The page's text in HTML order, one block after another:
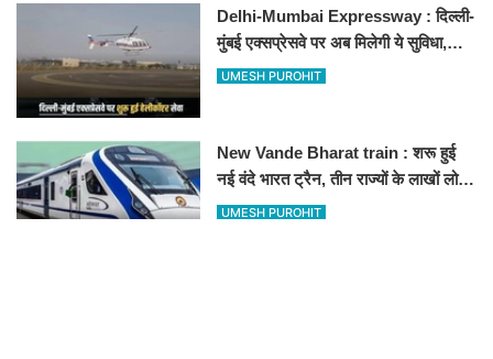
Delhi-Mumbai Expressway : दिल्ली-
मुंबई एक्सप्रेसवे पर अब मिलेगी ये सुविधा,
हेलीकॉप्टर सर्विस से तुरंत घायल पहुंचेगा
UMESH PUROHIT
New Vande Bharat train : शरू हुई
नई वंदे भारत ट्रैन, तीन राज्यों के लाखों लोगों
का सफर होगा आसान, देखें पूरा रूटमैप
UMESH PUROHIT